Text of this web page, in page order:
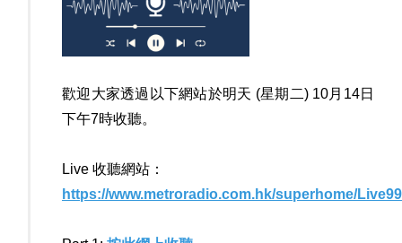
歡迎大家透過以下網站於明天 (星期二) 10月 14日
下午7時收聽。
Live 收聽網站：
https://www.metroradio.com.hk/superhome/